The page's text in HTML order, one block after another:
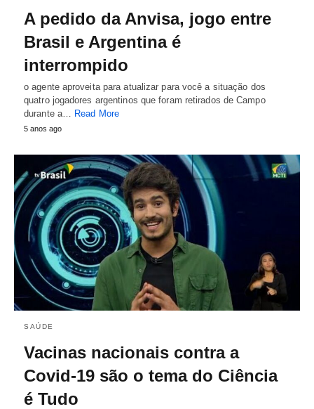
A pedido da Anvisa, jogo entre
Brasil e Argentina é
interrompido
o agente aproveita para atualizar para você a situação dos
quatro jogadores argentinos que foram retirados de Campo
durante a… Read More
5 anos ago
SAÚDE
Vacinas nacionais contra a
Covid-19 são o tema do Ciência
é Tudo